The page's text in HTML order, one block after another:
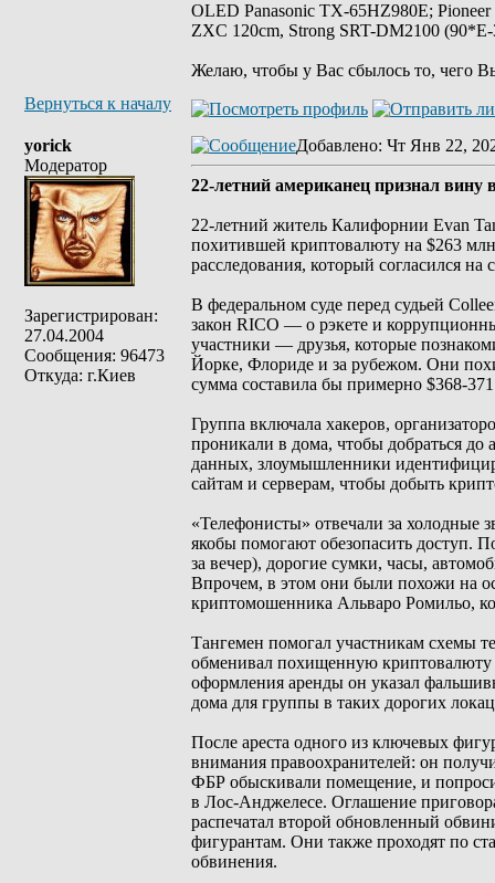
OLED Panasonic TX-65HZ980E;
ZXC 120cm, Strong SRT-DM2100
Желаю, чтобы у Вас сбылось то, чего
Вернуться к началу
yorick
Модератор
Зарегистрирован:
27.04.2004
Сообщения: 96473
Откуда: г.Киев
Добавлено: Чт Янв 22,
22-летний американец признал
22-летний житель Калифорнии Evan
похитившей криптовалюту на $263
расследования, который согласился на
В федеральном суде перед судьей
закон RICO — о рэкете и
участники — друзья, которые
Йорке, Флориде и за рубежом. Они
сумма составила бы примерно $368-
Группа включала хакеров,
проникали в дома, чтобы добраться
данных, злоумышленники
сайтам и серверам, чтобы добыть
«Телефонисты» отвечали за холодные
якобы помогают обезопасить доступ.
за вечер), дорогие сумки, часы,
Впрочем, в этом они были похожи на
криптомошенника Альваро Ромильо,
Тангемен помогал участникам схемы
обменивал похищенную криптовалюту
оформления аренды он указал
дома для группы в таких дорогих
После ареста одного из ключевых
внимания правоохранителей: он
ФБР обыскивали помещение, и
в Лос-Анджелесе. Оглашение
распечатал второй обновленный
фигурантам. Они также проходят по
обвинения.